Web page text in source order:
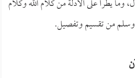
وما يطرأ على الأدلة من كلام الله وكلام
وسلم من تقسيم وتفصيل.